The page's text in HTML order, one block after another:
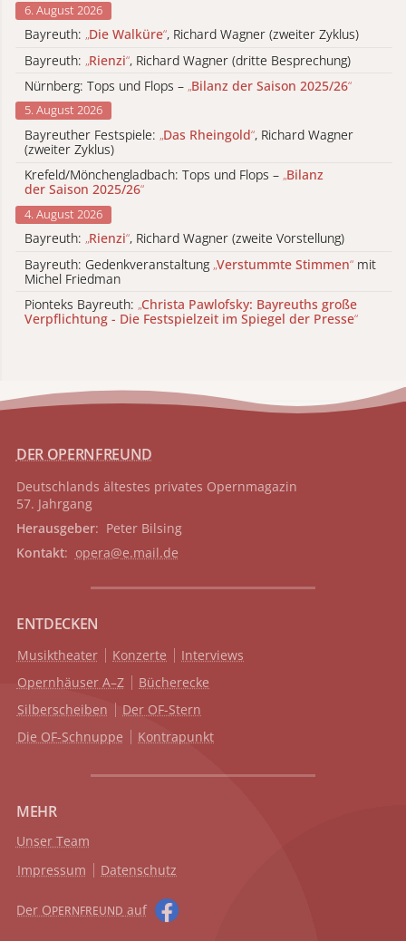
6. August 2026
Bayreuth: „Die Walküre“, Richard Wagner (zweiter Zyklus)
Bayreuth: „Rienzi“, Richard Wagner (dritte Besprechung)
Nürnberg: Tops und Flops – „Bilanz der Saison 2025/26“
5. August 2026
Bayreuther Festspiele: „Das Rheingold“, Richard Wagner
(zweiter Zyklus)
Krefeld/Mönchengladbach: Tops und Flops – „Bilanz
der Saison 2025/26“
4. August 2026
Bayreuth: „Rienzi“, Richard Wagner (zweite Vorstellung)
Bayreuth: Gedenkveranstaltung „Verstummte Stimmen“ mit
Michel Friedman
Pionteks Bayreuth: „Christa Pawlofsky: Bayreuths große
Verpflichtung - Die Festspielzeit im Spiegel der Presse“
DER OPERNFREUND
Deutschlands ältestes privates Opernmagazin
57. Jahrgang
Herausgeber: Peter Bilsing
Kontakt: opera@e.mail.de
ENTDECKEN
Musiktheater Konzerte
Interviews
Opernhäuser A–Z
Bücherecke
Silberscheiben
Der OF-Stern
Die OF-Schnuppe
Kontrapunkt
MEHR
Unser Team
Impressum
Datenschutz
Der OPERNFREUND auf